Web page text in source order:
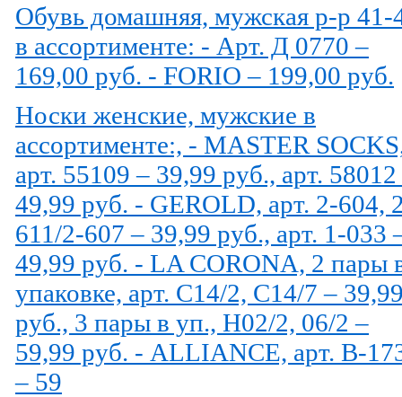
Обувь домашняя, мужская р-р 41-
в ассортименте: - Арт. Д 0770 –
169,00 руб. - FORIO – 199,00 руб.
Носки женские, мужские в
ассортименте:, - MASTER
арт. 55109 – 39,99 руб., арт.
49,99 руб. - GEROLD, арт. 2-604,
611/2-607 – 39,99 руб., арт. 1-033
49,99 руб. - LA CORONA, 2 пары
упаковке, арт. С14/2, С14/7 –
руб., 3 пары в уп., Н02/2, 06/2 –
59,99 руб. - ALLIANCE, арт. В-
– 59